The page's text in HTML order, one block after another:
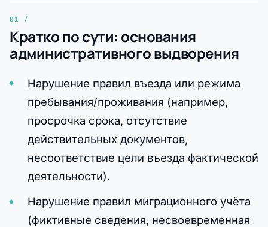
Кратко по сути: основания
административного выдворения
Нарушение правил въезда или режима
пребывания/проживания (например,
просрочка срока, отсутствие
действительных документов,
несоответствие цели въезда фактической
деятельности).
Нарушение правил миграционного учёта
(фиктивные сведения, несвоевременная